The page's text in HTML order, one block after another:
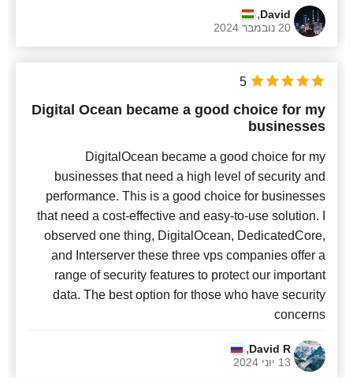
David
,
20 נובמבר 2024
Digital Ocean became a good choice for my
businesses
DigitalOcean became a good choice for my
businesses that need a high level of security and
performance. This is a good choice for businesses
that need a cost-effective and easy-to-use solution. I
observed one thing, DigitalOcean, DedicatedCore,
and Interserver these three vps companies offer a
range of security features to protect our important
data. The best option for those who have security
concerns
David R
,
13 יוני 2024
5